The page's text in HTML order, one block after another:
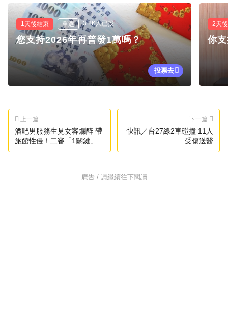
1天後結束 單選 3.2K人已投
您支持2026年再普發1萬嗎？
投票去
2天
你
上一篇
酒吧男服務生見女客爛醉 帶
旅館性侵！二審「1關鍵」免
關
下一篇
快訊／台27線2車碰撞 11人
受傷送醫
廣告 / 請繼續往下閱讀